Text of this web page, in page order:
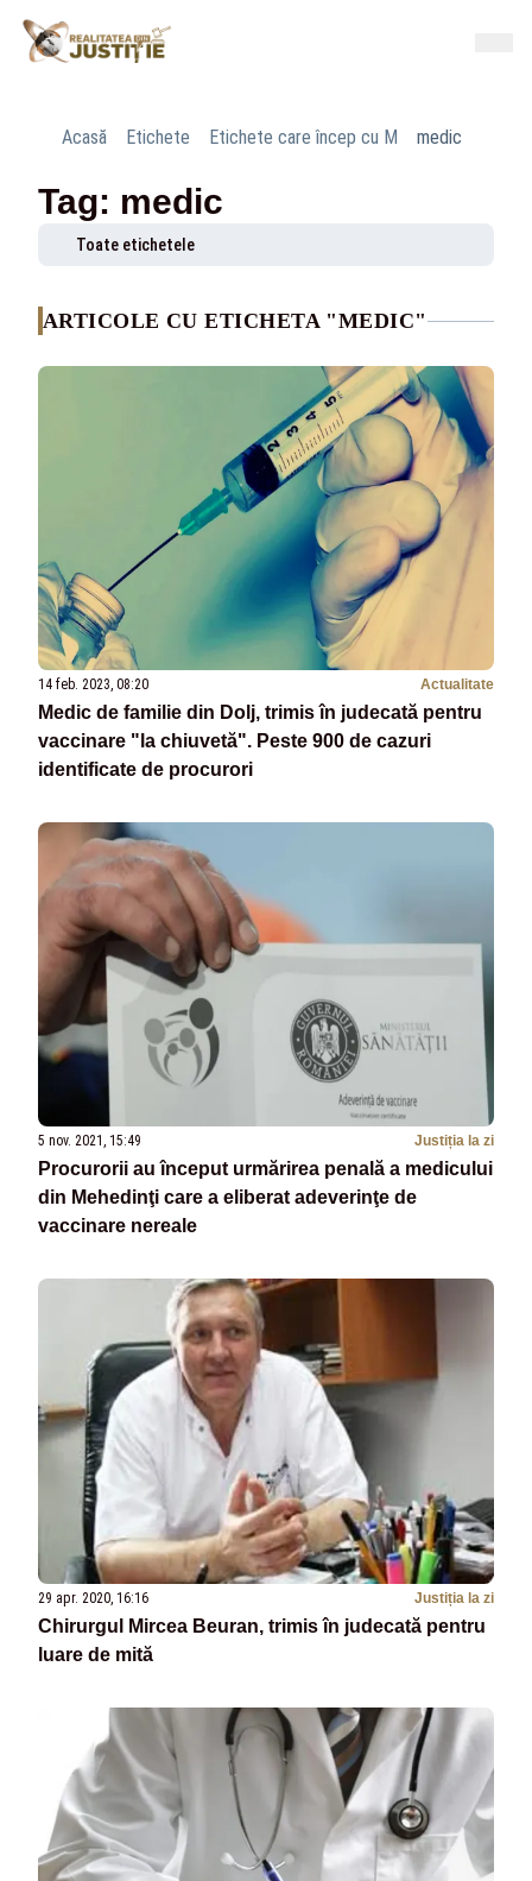
Acasă Etichete Etichete care încep cu M medic
Tag: medic
Toate etichetele
ARTICOLE CU ETICHETA "MEDIC"
14 feb. 2023, 08:20 Actualitate
Medic de familie din Dolj, trimis în judecată pentru
vaccinare "la chiuvetă". Peste 900 de cazuri
identificate de procurori
5 nov. 2021, 15:49 Justiția la zi
Procurorii au început urmărirea penală a medicului
din Mehedinţi care a eliberat adeverinţe de
vaccinare nereale
29 apr. 2020, 16:16 Justiția la zi
Chirurgul Mircea Beuran, trimis în judecată pentru
luare de mită